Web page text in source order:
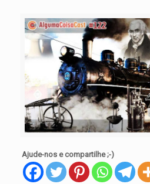
Ajude-nos e compartilhe ;-)